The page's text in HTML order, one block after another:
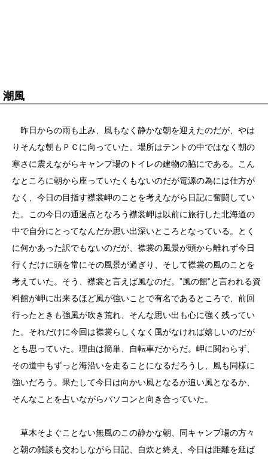
潮風
昨日からの雨も止み、風もなく静かな朝を迎えたのだが、やは
りそんな朝もＰＣに向っていた。場所はテントの中ではなく朝の
寒さに震えながらキャンプ場のトイレの建物の脇にである。こん
なところに朝から座っていたくもないのだが電源の為には仕方が
なく、今日の目指す襟裳岬のことを考えながら日記に奮闘してい
た。この今日の通過点となろう襟裳岬は以前に旅行した北海道の
中で自分にとってなんだか思い出深いところとなっている。とく
に何かあった訳でもないのだが、襟裳の風景が頭から離れず今日
行くだけに頭を常にその風景が過ぎり、そして襟裳の風のことを
考えていた。そう、襟裳と言えば風なのだ。”風の館”と言われる資
料館が岬に出来るほど風が強いことで有名であるところで、前回
行ったときも強風が吹き荒れ、そんな思い出も心に強く残ってい
た。それだけに今回は襟裳らしくなく風がなければ嬉しいのだが
とも思っていた。理由は簡単、自転車だからだ。岬に関わらず、
その道中もずっと海沿いを走ることになるだろうし、風も同様に
強いだろう。果たして今日は向かい風となるか追い風となるか、
そんなことを占いながらパソコンと向き合っていた。
草木そよぐことない無風のこの静かな朝、同キャンプ場の方々
と朝の雑談も交わしながら日記、自炊と終え、今日は距離を延ば